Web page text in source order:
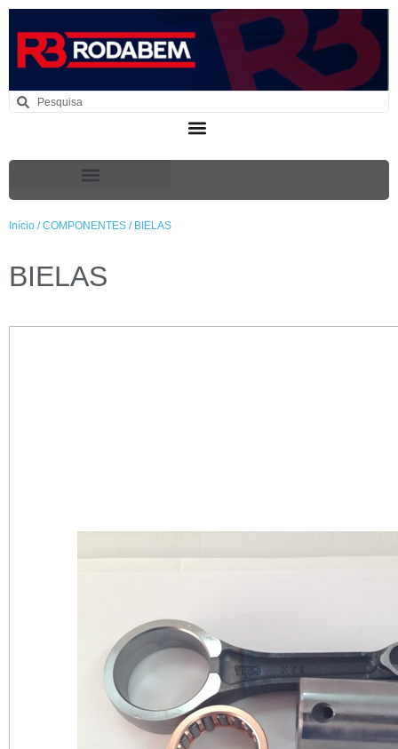
Início /COMPONENTES / BIELAS
BIELAS